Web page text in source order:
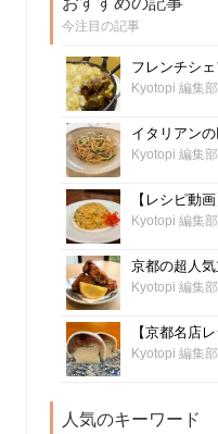
今注目の記事
Kyotopi 編集部
Kyotopi 編集部
Kyotopi 編集部
Kyotopi 編集部
Kyotopi 編集部
人気のキーワード